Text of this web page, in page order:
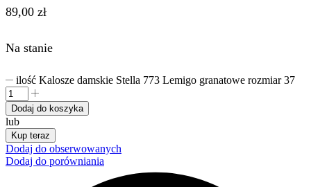
89,00 zł
Na stanie
ilość Kalosze damskie Stella 773 Lemigo granatowe rozmiar 37
Dodaj do koszyka
lub
Kup teraz
Dodaj do obserwowanych
Dodaj do porówniania